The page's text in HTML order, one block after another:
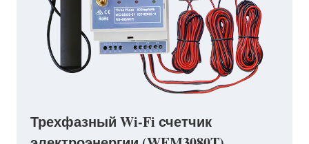
Трехфазный Wi-Fi счетчик